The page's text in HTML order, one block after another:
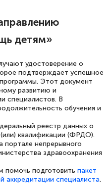
Грамотное,
Всё чётко и
- СПАСИБО!
детям»
удостоверение о
подтверждает успешное
Этот документ
развитию и
специалистов. В
обучения и
реестр данных о
квалификации (ФРДО).
непрерывного
здравоохранения
подготовить пакет
аккредитации специалиста.